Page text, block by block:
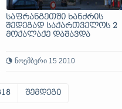
საფრანგეთში ხანძრის
შედეგად საქართველოს 2
მოქალაქე დაშავდა
ნოემბერი 15 2010
შემდეგი